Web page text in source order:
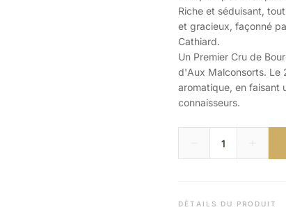
Riche et séduisant,
et gracieux, façonné
Cathiard.
Un Premier Cru de
d'Aux Malconsorts. Le
aromatique, en faisant
connaisseurs.
DÉTAILS DU PRODUIT